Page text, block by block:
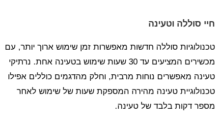
חיי סוללה וטעינה
טכנולוגיות סוללה חדשות מאפשרות זמן שימוש ארוך יותר, עם
מכשירים המציעים עד 30 שעות שימוש בטעינה אחת. נרתיקי
טעינה מאפשרים נוחות מרבית, וחלק מהדגמים כוללים אפילו
טכנולוגיית טעינה מהירה המספקת שעות של שימוש לאחר
מספר דקות בלבד של טעינה.